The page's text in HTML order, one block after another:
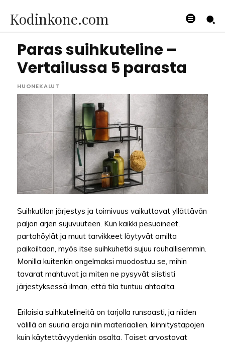
Kodinkone.com
Paras suihkuteline –
Vertailussa 5 parasta
HUONEKALUT
Suihkutilan järjestys ja toimivuus vaikuttavat yllättävän
paljon arjen sujuvuuteen. Kun kaikki pesuaineet,
partahöylät ja muut tarvikkeet löytyvät omilta
paikoiltaan, myös itse suihkuhetki sujuu rauhallisemmin.
Monilla kuitenkin ongelmaksi muodostuu se, mihin
tavarat mahtuvat ja miten ne pysyvät siististi
järjestyksessä ilman, että tila tuntuu ahtaalta.
Erilaisia suihkutelineitä on tarjolla runsaasti, ja niiden
välillä on suuria eroja niin materiaalien, kiinnitystapojen
kuin käytettävyydenkin osalta. Toiset arvostavat